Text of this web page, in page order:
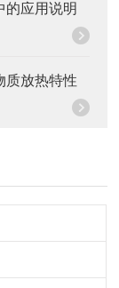
的应用说明
质放热特性